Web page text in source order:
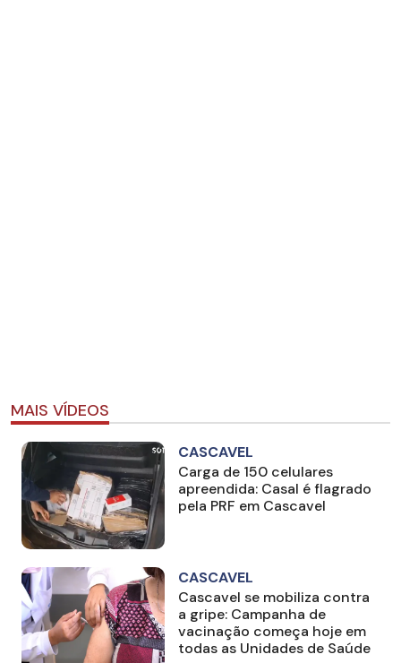
MAIS VÍDEOS
CASCAVEL
Carga de 150 celulares
apreendida: Casal é flagrado
pela PRF em Cascavel
CASCAVEL
Cascavel se mobiliza contra
a gripe: Campanha de
vacinação começa hoje em
todas as Unidades de Saúde